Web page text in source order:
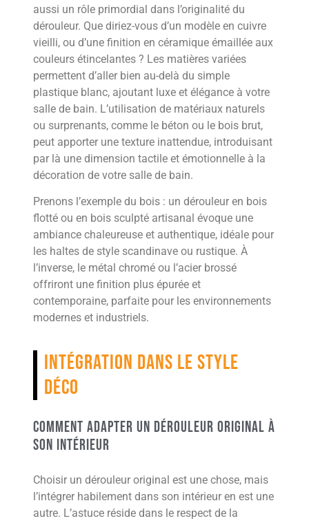
aussi un rôle primordial dans l’originalité du
dérouleur. Que diriez-vous d’un modèle en cuivre
vieilli, ou d’une finition en céramique émaillée aux
couleurs étincelantes ? Les matières variées
permettent d’aller bien au-delà du simple
plastique blanc, ajoutant luxe et élégance à votre
salle de bain. L’utilisation de matériaux naturels
ou surprenants, comme le béton ou le bois brut,
peut apporter une texture inattendue, introduisant
par là une dimension tactile et émotionnelle à la
décoration de votre salle de bain.
Prenons l’exemple du bois : un dérouleur en bois
flotté ou en bois sculpté artisanal évoque une
ambiance chaleureuse et authentique, idéale pour
les haltes de style scandinave ou rustique. À
l’inverse, le métal chromé ou l’acier brossé
offriront une finition plus épurée et
contemporaine, parfaite pour les environnements
modernes et industriels.
Intégration dans le style
déco
Comment adapter un dérouleur original à
son intérieur
Choisir un dérouleur original est une chose, mais
l’intégrer habilement dans son intérieur en est une
autre. L’astuce réside dans le respect de la